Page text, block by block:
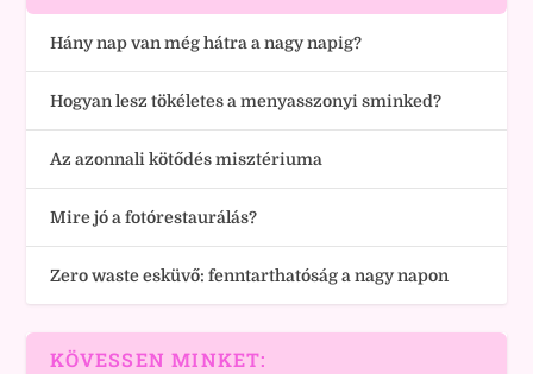
Hány nap van még hátra a nagy napig?
Hogyan lesz tökéletes a menyasszonyi sminked?
Az azonnali kötődés misztériuma
Mire jó a fotórestaurálás?
Zero waste esküvő: fenntarthatóság a nagy napon
KÖVESSEN MINKET: